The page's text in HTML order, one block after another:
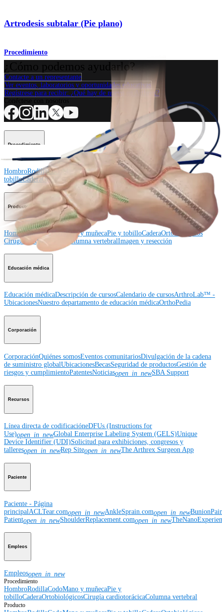
Artrodesis subtalar (Pie plano)
Procedimiento
¿Cómo podemos ayudarlo?
Contacte a un representante
Ver eventos, laboratorios y oportunidades educativas
Regístrese para recibir: ¿Qué hay de nuevo en Arthrex?
Procedimiento
HombroRodillaCodo Mano y muñecaPie y
tobilloCaderaOrtobiológicosCirugía cardiotorácicaColumna vertebral
Producto
HombroRodillaCodoMano y muñecaPie y tobilloCaderaOrtobiológicos
Cirugía cardiotorácica
Columna vertebralImagen y resección
Educación médica
Educación médicaDescripción de cursosCalendario de cursosArthroLab™ -
UbicacionesNuestro departamento de educación médicaOrthoPedia
Corporación
CorporaciónQuiénes somosEventos comunitariosDivulgación de la cadena
de suministro globalUbicacionesBecasSeguridad de productosGestión de
riesgos y cumplimientoPatentesNoticiasopen_in_newSBA Support
Recursos
Línea directa de codificacióneDFUs (Instructions for
Use)open_in_newGlobal Enterprise Labeling System (GELS)Unique
Device Identifier (UDI)Solicitud para exhibiciones, congresos y
talleresopen_in_newRep Siteopen_in_newThe Arthrex Surgeon App
Paciente
Paciente - Página
principal ACLTear.comopen_in_newAnkleSprain.comopen_in_new
Patientopen_in_newShoulderReplacement.comopen_in_new
Empleos
Empleosopen_in_new
Procedimiento
HombroRodillaCodoMano y muñecaPie y
tobilloCaderaOrtobiológicosCirugía cardiotorácicaColumna vertebral
Producto